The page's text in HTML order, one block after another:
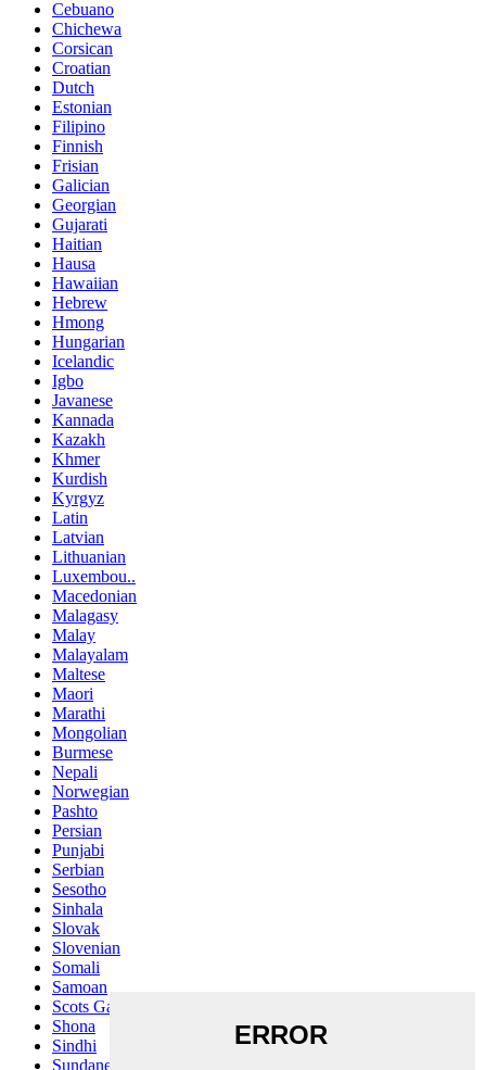
Cebuano
Chichewa
Corsican
Croatian
Dutch
Estonian
Filipino
Finnish
Frisian
Galician
Georgian
Gujarati
Haitian
Hausa
Hawaiian
Hebrew
Hmong
Hungarian
Icelandic
Igbo
Javanese
Kannada
Kazakh
Khmer
Kurdish
Kyrgyz
Latin
Latvian
Lithuanian
Luxembou..
Macedonian
Malagasy
Malay
Malayalam
Maltese
Maori
Marathi
Mongolian
Burmese
Nepali
Norwegian
Pashto
Persian
Punjabi
Serbian
Sesotho
Sinhala
Slovak
Slovenian
Somali
Samoan
Scots Gaelic
Shona
Sindhi
Sundanese